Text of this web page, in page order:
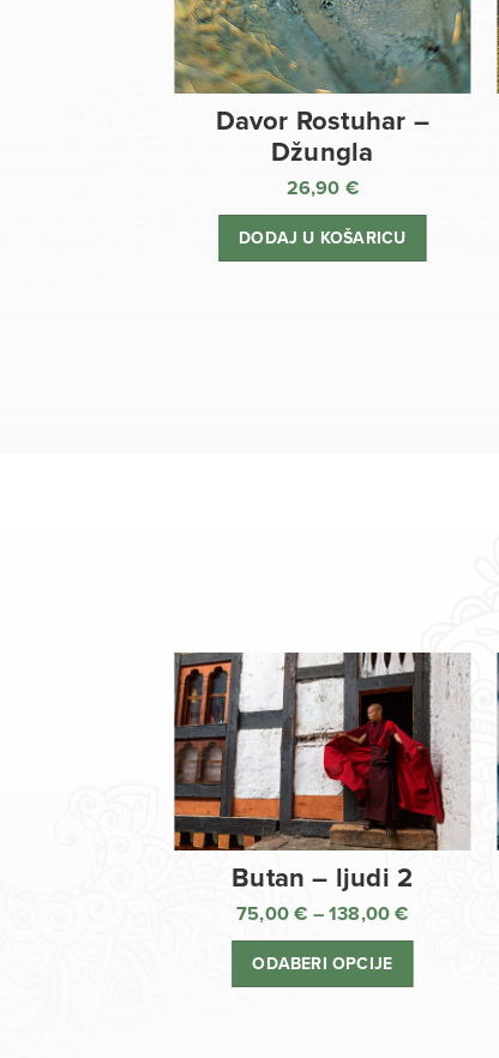
Davor Rostuhar –
Džungla
26,90 €
DODAJ U KOŠARICU
Butan – ljudi 2
75,00€ – 138,00€
ODABERI OPCIJE